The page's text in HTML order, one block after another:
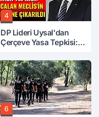
4
DP Lideri Uysal'dan
Çerçeve Yasa Tepkisi:
Üzerine Çıkarıldı
6